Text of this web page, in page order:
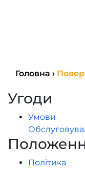
Головна ›
Угоди
Умови
Політика